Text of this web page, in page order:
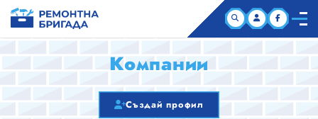
КОМПАНИИ
Компании
Създай профил